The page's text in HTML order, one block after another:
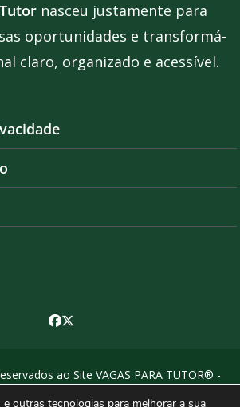
nasceu justamente para
oportunidades e transformá-
claro, organizado e acessível.
ao Site VAGAS PARA TUTOR® -
outras tecnologias para melhorar a sua